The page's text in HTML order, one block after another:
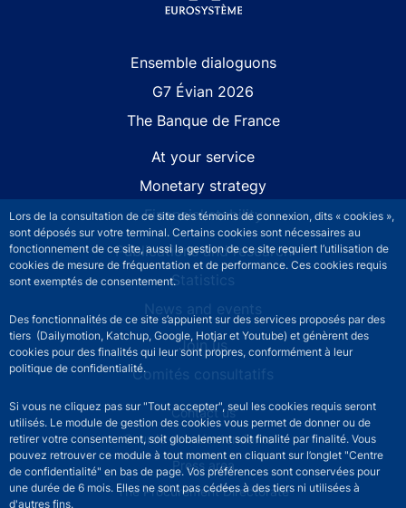
Lors de la consultation de ce site des témoins de connexion, dits « cookies »,
sont déposés sur votre terminal. Certains cookies sont nécessaires au
fonctionnement de ce site, aussi la gestion de ce site requiert l’utilisation de
cookies de mesure de fréquentation et de performance. Ces cookies requis
sont exemptés de consentement.
Des fonctionnalités de ce site s’appuient sur des services proposés par des
tiers (Dailymotion, Katchup, Google, Hotjar et Youtube) et génèrent des
cookies pour des finalités qui leur sont propres, conformément à leur
politique de confidentialité.
Si vous ne cliquez pas sur "Tout accepter", seul les cookies requis seront
utilisés. Le module de gestion des cookies vous permet de donner ou de
retirer votre consentement, soit globalement soit finalité par finalité. Vous
pouvez retrouver ce module à tout moment en cliquant sur l’onglet "Centre
de confidentialité" en bas de page. Vos préférences sont conservées pour
une durée de 6 mois. Elles ne sont pas cédées à des tiers ni utilisées à
d'autres fins.
Ensemble dialoguons
G7 Évian 2026
The Banque de France
At your service
Monetary strategy
Financial stability
Publications and research
Statistics
News and events
Join us
Comités consultatifs
Footer secondary menuContact us
Sourds et malentendants
Press area
The Procurement Directorate